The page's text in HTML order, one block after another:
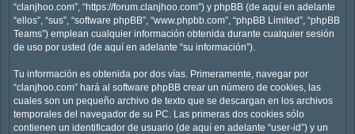
“clanjhoo.com”, “https://forum.clanjhoo.com”) y phpBB (de aquí en adelante
“ellos”, “sus”, “software phpBB”, “www.phpbb.com”, “phpBB Limited”, “phpBB
Teams”) emplean cualquier información obtenida durante cualquier sesión
de uso por usted (de aquí en adelante “su información”).
Tu información es obtenida por dos vías. Primeramente, navegar por
“clanjhoo.com” hará al software phpBB crear un número de cookies, las
cuales son un pequeño archivo de texto que se descargan en los archivos
temporales del navegador de su PC. Las primeras dos cookies sólo
contienen un identificador de usuario (de aquí en adelante “user-id”) y un